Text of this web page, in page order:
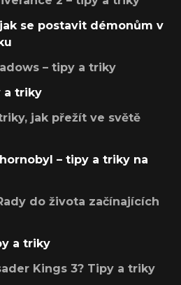
se postavit démonům v
– tipy a triky
a triky
jak přežít ve světě
– tipy a triky na
do života začínajících
a triky
Kings 3? Tipy a triky